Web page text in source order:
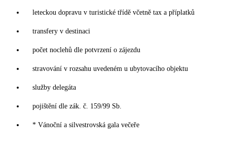
leteckou dopravu v turistické třídě včetně tax a příplatků
transfery v destinaci
počet noclehů dle potvrzení o zájezdu
stravování v rozsahu uvedeném u ubytovacího objektu
služby delegáta
pojištění dle zák. č. 159/99 Sb.
* Vánoční a silvestrovská gala večeře